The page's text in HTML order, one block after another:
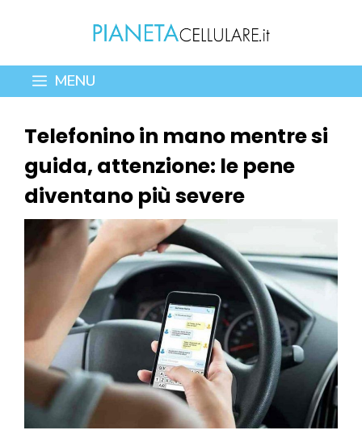
contenuto
MENU
Telefonino in mano mentre si
guida, attenzione: le pene
diventano più severe